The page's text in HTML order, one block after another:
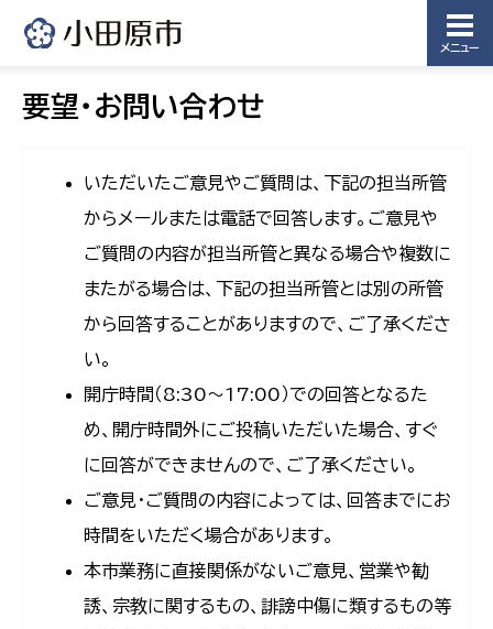
メニュー
要望・お問い合わせ
いただいたご意見やご質問は、下記の担当所管
からメールまたは電話で回答します。ご意見や
ご質問の内容が担当所管と異なる場合や複数に
またがる場合は、下記の担当所管とは別の所管
から回答することがありますので、ご了承くださ
い。
開庁時間（8:30〜17:00）での回答となるた
め、開庁時間外にご投稿いただいた場合、すぐ
に回答ができませんので、ご了承ください。
ご意見・ご質問の内容によっては、回答までにお
時間をいただく場合があります。
本市業務に直接関係がないご意見、営業や勧
誘、宗教に関するもの、誹謗中傷に類するもの等